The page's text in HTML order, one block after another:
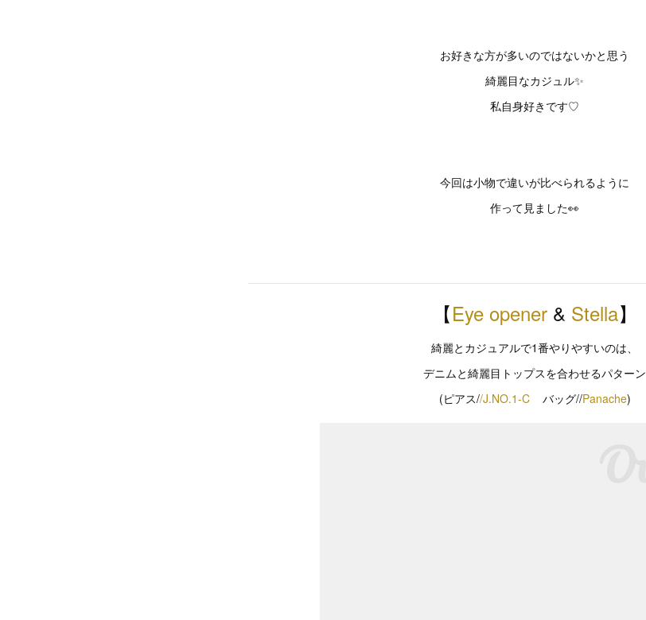
お好きな方が多いのではないかと思う
綺麗目なカジュル✨
私自身好きです♡
今回は小物で違いが比べられるように
作って見ました👀
【Eye opener& Stella】
綺麗とカジュアルで1番やりやすいのは、
デニムと綺麗目トップスを合わせるパターン
(ピアス//J.NO.1-C バッグ//Panache)